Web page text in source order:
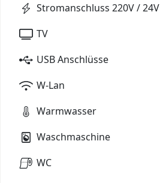
Stromanschluss 220V / 24V
TV
USB Anschlüsse
W-Lan
Warmwasser
Waschmaschine
WC